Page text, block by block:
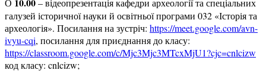
О 10.00– відеопрезентація кафедри археології та спеціальних
галузей історичної науки й освітньої програми 032 «Історія та
археологія». Посилання на зустріч: https://meet.google.com/avn-
ivyu-cqi, посилання для приєднання до класу:
https://classroom.google.com/c/Mjc3Mjc3MTcxMjU1?cjc=cnlcizw
код класу: cnlcizw;